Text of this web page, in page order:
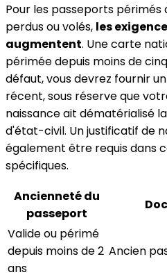
Pour les passeports périmés
perdus ou volés, les
augmentent. Une carte
périmée depuis moins de
défaut, vous devrez fournir
récent, sous réserve que
naissance ait dématérialisé
d'état-civil. Un justificatif de
également être requis dans
spécifiques.
Ancienneté du
passeport
Valide ou périmé
depuis moins de 2
ans
Ancien